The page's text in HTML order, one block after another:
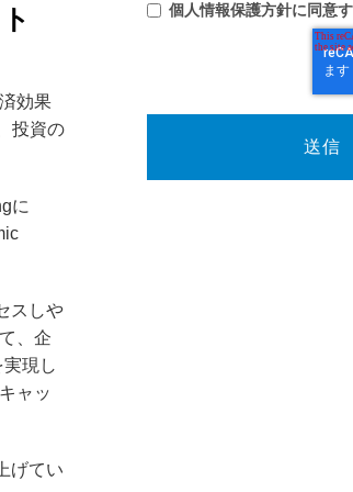
効果
投資の
に
スしや
、企
現し
ャッ
げてい
個人情報保護方針に同意